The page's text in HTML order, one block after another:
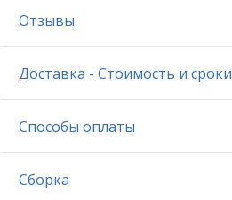
Отзывы
Доставка - Стоимость и сроки
Способы оплаты
Сборка